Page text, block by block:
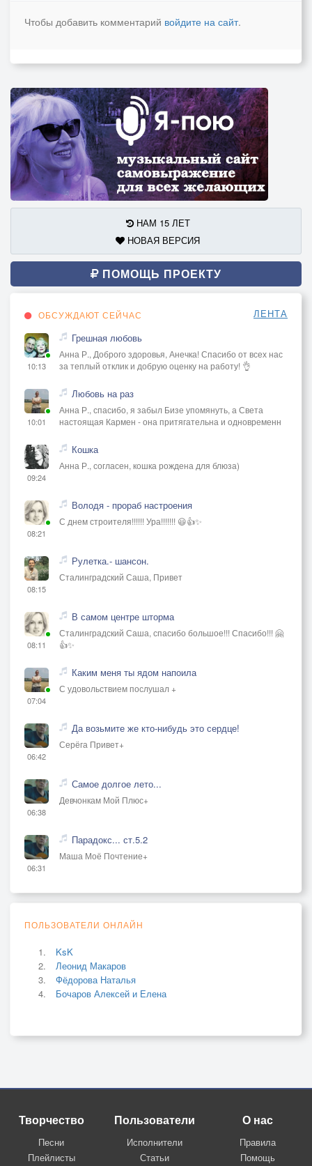
Чтобы добавить комментарий войдите на сайт.
НАМ 15 ЛЕТ
НОВАЯ ВЕРСИЯ
ПОМОЩЬ ПРОЕКТУ
ОБСУЖДАЮТ СЕЙЧАС ЛЕНТА
10:13
Грешная любовь
Анна Р., Доброго здоровья, Анечка! Спасибо от всех нас
за теплый отклик и добрую оценку на работу! 👌
10:01
Любовь на раз
Анна Р., спасибо, я забыл Бизе упомянуть, а Света
настоящая Кармен - она притягательна и одновременн
09:24
Кошка
Анна Р., согласен, кошка рождена для блюза)
08:21
Володя - прораб настроения
С днем строителя!!!!!! Ура!!!!!!! 😃👍✨
08:15
Рулетка.- шансон.
Сталинградский Саша, Привет
08:11
В самом центре шторма
Сталинградский Саша, спасибо большое!!! Спасибо!!! 🤗
👍✨
07:04
Каким меня ты ядом напоила
С удовольствием послушал +
06:42
Да возьмите же кто-нибудь это сердце!
Серёга Привет+
06:38
Самое долгое лето...
Девчонкам Мой Плюс+
06:31
Парадокс... ст.5.2
Маша Моё Почтение+
ПОЛЬЗОВАТЕЛИ ОНЛАЙН
KsK
Леонид Макаров
Фёдорова Наталья
Бочаров Алексей и Елена
Творчество
Песни
Плейлисты
Пользователи
Исполнители
Статьи
О нас
Правила
Помощь